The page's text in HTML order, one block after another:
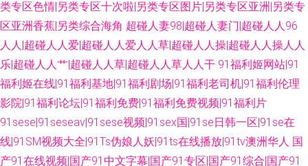
类专区色情|另类专区十次啦|另类专区图片|另类专区亚洲|另类专
区亚洲香蕉|另类综合海角 超碰人妻98|超碰人妻门|超碰人人96
人人|超碰人人爱|超碰人人爱人人草|超碰人人操|超碰人人操人人
乐|超碰人人艹|超碰人人草|超碰人人草人人干 91福利姬网站|91
福利姬在线|91福利基地|91福利剧场|91福利老司机|91福利伦理
影院|91福利论坛|91福利免费|91福利免费视频|91福利片
91sese|91seseav|91sese视频|91sex国|91se日韩一区|91se在
线|91SM视频大全|91Ts伪娘人妖|91ts在线播放|91tv澳洲华人 国
产91在线视频|国产91中文字幕|国产91专区|国产91综合|国产91